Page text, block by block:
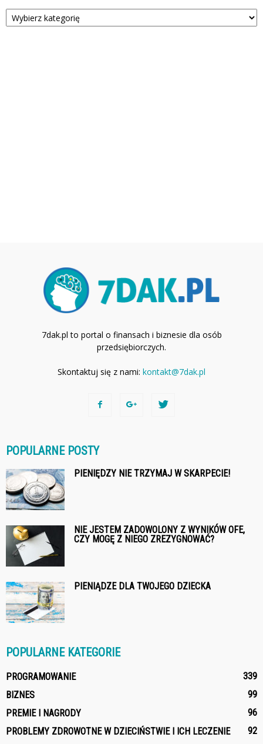
Kategorie
7dak.pl to portal o finansach i biznesie dla osób
przedsiębiorczych.
Skontaktuj się z nami: kontakt@7dak.pl
POPULARNE POSTY
PIENIĘDZY NIE TRZYMAJ W SKARPECIE!
NIE JESTEM ZADOWOLONY Z WYNIKÓW OFE,
CZY MOGĘ Z NIEGO ZREZYGNOWAĆ?
PIENIĄDZE DLA TWOJEGO DZIECKA
POPULARNE KATEGORIE
PROGRAMOWANIE
339
BIZNES
99
PREMIE I NAGRODY
96
PROBLEMY ZDROWOTNE W DZIECIŃSTWIE I ICH LECZENIE
92